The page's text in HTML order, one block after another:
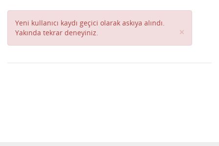
Yeni kullanıcı kaydı geçici olarak askıya alındı.
Yakında tekrar deneyiniz.
×